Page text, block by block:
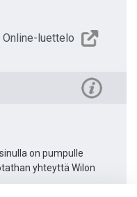
Online-luettelo
on pumpulle
yhteyttä Wilon